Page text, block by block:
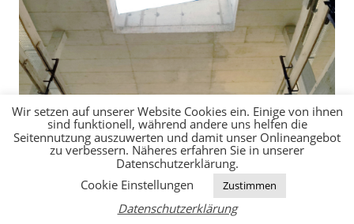
Wir setzen auf unserer Website Cookies ein. Einige von ihnen
sind funktionell, während andere uns helfen die
Seitennutzung auszuwerten und damit unser Onlineangebot
zu verbessern. Näheres erfahren Sie in unserer
Datenschutzerklärung.
Cookie Einstellungen
Zustimmen
Datenschutzerklärung